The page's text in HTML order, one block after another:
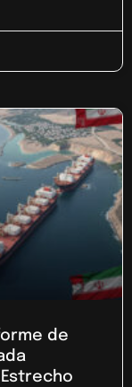
de